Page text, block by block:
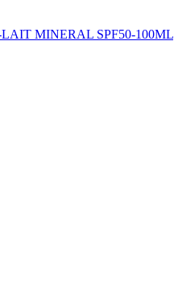
MINERAL SPF50-100ML